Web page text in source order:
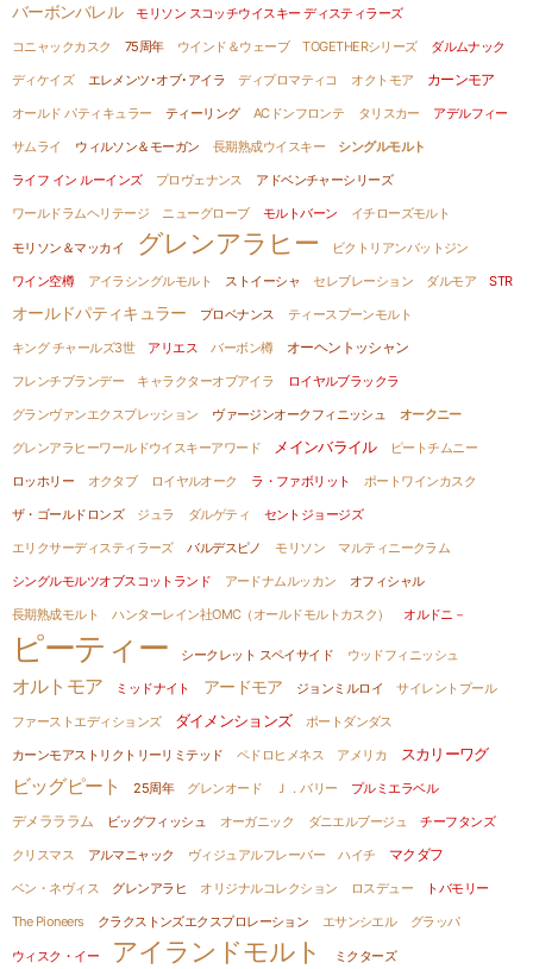
バーボンバレル
モリソン スコッチウイスキー ディスティラーズ
コニャックカスク
75周年 ウインド＆ウェーブ TOGETHERシリーズ
ダルムナック
ディケイズ
エレメンツ･オブ･アイラ ディプロマティコ オクトモア カーンモア
オールド パティキュラー ティーリング ACドンフロンテ タリスカー
アデルフィー
サムライ
ウィルソン＆モーガン 長期熟成ウイスキー
シングルモルト
ライフ イン ルーインズ
プロヴェナンス
アドベンチャーシリーズ
ワールドラムヘリテージ
ニューグローブ モルトバーン イチローズモルト
モリソン＆マッカイ グレンアラヒー
ビクトリアンバットジン
ワイン空樽
アイラシングルモルト ストイーシャ セレブレーション ダルモア STR
オールドパティキュラー プロベナンス
ティースプーンモルト
キング チャールズ3世
アリエス バーボン樽 オーヘントッシャン
フレンチブランデー キャラクターオブアイラ
ロイヤルブラックラ
グランヴァンエクスプレッション
ヴァージンオークフィニッシュ
オークニー
グレンアラヒーワールドウイスキーアワード
メインバライル
ピートチムニー
ロッホリー
オクタブ ロイヤルオーク ラ・ファボリット
ポートワインカスク
ザ・ゴールドロンズ
ジュラ ダルゲティ
セントジョージズ
エリクサーディスティラーズ
バルデスピノ モリソン
マルティニークラム
シングルモルツオブスコットランド
アードナムルッカン
オフィシャル
長期熟成モルト
ハンターレイン社OMC（オールドモルトカスク） オルドニ－
ピーティー シークレット スペイサイド ウッドフィニッシュ
オルトモア ミッドナイト アードモア ジョンミルロイ
サイレントプール
ファーストエディションズ
ダイメンションズ
ポートダンダス
カーンモアストリクトリーリミテッド
ペドロヒメネス アメリカ スカリーワグ
ビッグピート 25周年 グレンオード Ｊ．バリー プルミエラベル
デメラララム ビッグフィッシュ オーガニック ダニエルブージュ
チーフタンズ
クリスマス
アルマニャック ヴィジュアルフレーバー ハイチ マクダフ
ベン・ネヴィス グレンアラヒ オリジナルコレクション ロスデュー
トバモリー
The Pioneers
クラクストンズエクスプロレーション エサンシエル グラッパ
ウィスク・イー アイランドモルト
ミクターズ